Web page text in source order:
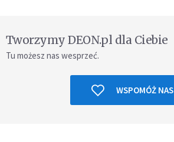
Tworzymy DEON.pl dla Ciebie
Tu możesz nas wesprzeć.
WSPOMÓŻ NAS